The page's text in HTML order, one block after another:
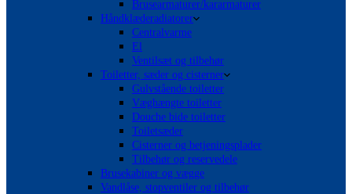
Brusearmaturer/kararmaturer
Håndklæderadiatorer
Centralvarme
El
Ventilsæt og tilbehør
Toiletter, sæder og cisterner
Gulvstående toiletter
Væghængte toiletter
Douche bide toiletter
Toiletsæder
Cisterner og betjeningsplader
Tilbehør og reservedele
Brusekabiner og vægge
Vandlåse, stopventiler og tilbehør